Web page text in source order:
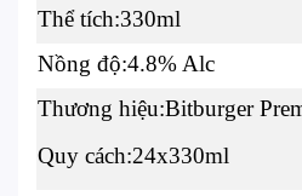
Thể tích:330ml
Nồng độ:4.8% Alc
Thương hiệu:Bitburger
Quy cách:24x330ml